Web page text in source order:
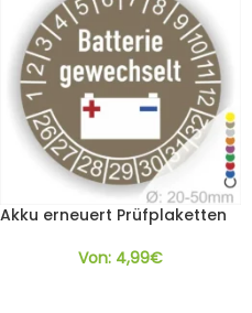
Akku erneuert Prüfplaketten
Von: 4,99€